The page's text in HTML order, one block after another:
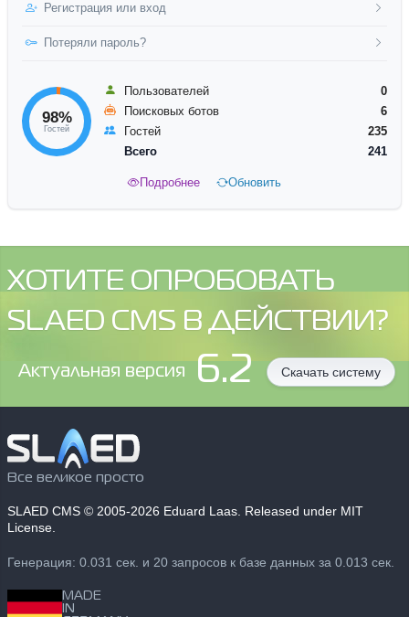
Регистрация или вход
Потеряли пароль?
98%
Гостей
Пользователей
0
Поисковых ботов
6
Гостей
235
Всего
241
Подробнее Обновить
ХОТИТЕ ОПРОБОВАТЬ
SLAED CMS В ДЕЙСТВИИ?
Aктуальная версия 6.2 Скачать систему
Все великое просто
SLAED CMS © 2005-2026 Eduard Laas. Released under MIT
License.
Генерация: 0.031 сек. и 20 запросов к базе данных за 0.013 сек.
MADE
IN